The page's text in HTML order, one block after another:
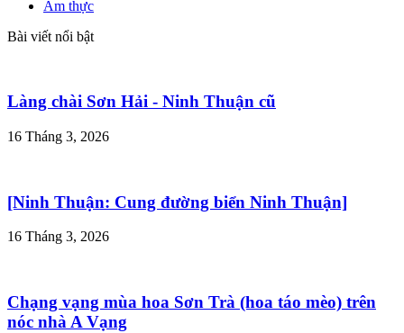
Ẩm thực
Bài viết nổi bật
Làng chài Sơn Hải - Ninh Thuận cũ
16 Tháng 3, 2026
[Ninh Thuận: Cung đường biển Ninh Thuận]
16 Tháng 3, 2026
Chạng vạng mùa hoa Sơn Trà (hoa táo mèo) trên
nóc nhà A Vạng